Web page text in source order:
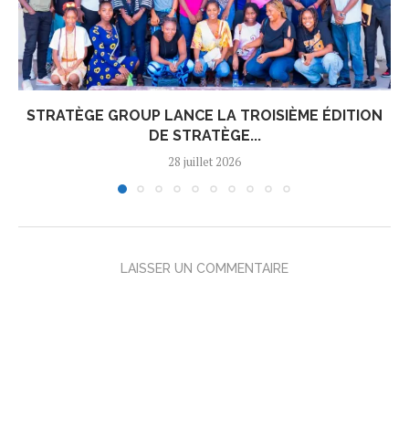
STRATÈGE GROUP LANCE LA TROISIÈME ÉDITION
DE STRATÈGE...
28 juillet 2026
LAISSER UN COMMENTAIRE